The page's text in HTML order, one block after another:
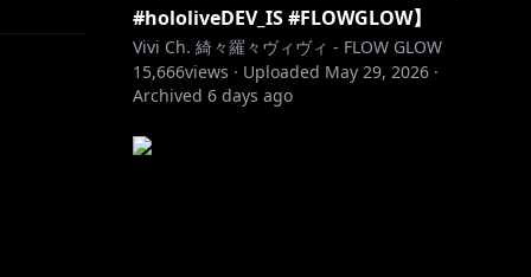
join
#hololiveDEV_IS #FLOWGLOW】
Vivi Ch. 綺々羅々ヴィヴィ - FLOW GLOW
15,666views · Uploaded May 29, 2026 ·
Archived 6 days ago